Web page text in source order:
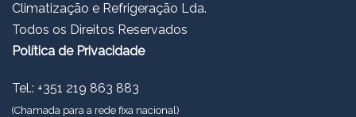
Climatização e Refrigeração Lda.
Todos os Direitos Reservados
Política de Privacidade
Tel.: +351 219 863 883
(Chamada para a rede fixa nacional)